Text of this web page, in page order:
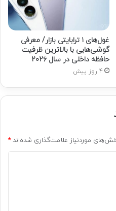
غول‌های ۱ ترابایتی بازار/ معرفی
گوشی‌هایی با بالاترین ظرفیت
حافظه داخلی در سال ۲۰۲۶
4 روز پیش
موردنیاز علامت‌گذاری شده‌اند*